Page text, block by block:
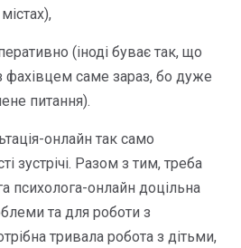
(іноді буває так, що
фахівцем саме зараз, бо дуже
питання).
онлайн так само
зустрічі. Разом з тим, треба
психолога-онлайн доцільна
та для роботи з
тривала робота з дітьми,